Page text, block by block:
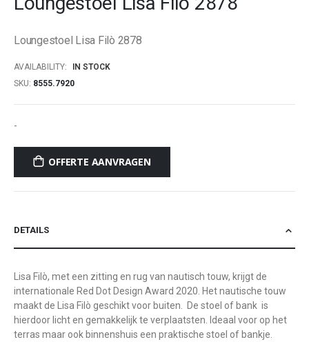
the
gallery
Loungestoel Lisa Filò 2878
AVAILABILITY:
IN STOCK
SKU 8555.7920
-
OFFERTE AANVRAGEN
DETAILS
Lisa Filò, met een zitting en rug van nautisch touw, krijgt de
internationale Red Dot Design Award 2020. Het nautische touw
maakt de Lisa Filò geschikt voor buiten. De stoel of bank is
hierdoor licht en gemakkelijk te verplaatsten. Ideaal voor op het
terras maar ook binnenshuis een praktische stoel of bankje.